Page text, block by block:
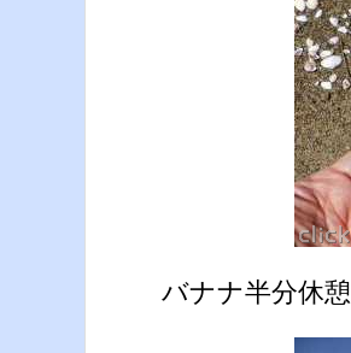
バナナ半分休憩